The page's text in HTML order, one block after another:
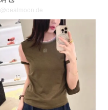
@dealmoon.de